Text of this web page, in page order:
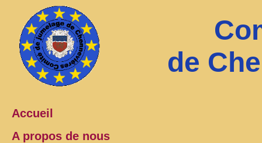
de
Accueil
A propos de nous